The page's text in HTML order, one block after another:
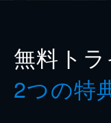
無料ト
2つの特